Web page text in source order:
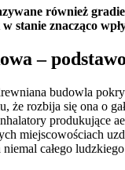
również
stanie znacząco
–
budowla
że rozbija się ona o
produkujące
miejscowościach
całego